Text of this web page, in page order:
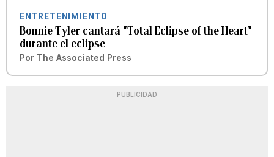
ENTRETENIMIENTO
Bonnie Tyler cantará "Total Eclipse of the Heart"
durante el eclipse
Por The Associated Press
PUBLICIDAD